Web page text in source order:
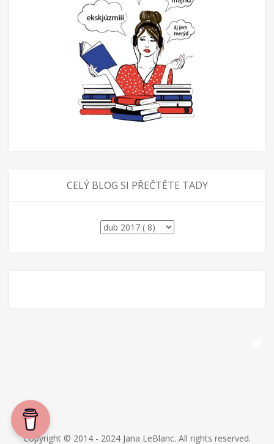
CELÝ BLOG SI PŘEČTĚTE TADY
Copyright © 2014 - 2024 Jana LeBlanc. All rights reserved.